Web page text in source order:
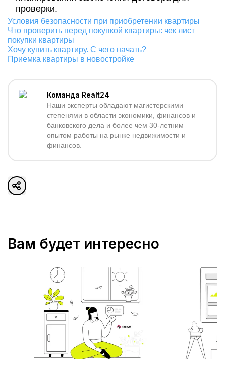
проверки.
Условия безопасности при приобретении квартиры
Что проверить перед покупкой квартиры: чек лист
покупки квартиры
Хочу купить квартиру. С чего начать?
Приемка квартиры в новостройке
Команда Realt24
Наши эксперты обладают магистерскими
степенями в области экономики, финансов и
банковского дела и более чем 30-летним
опытом работы на рынке недвижимости и
финансов.
Вам будет интересно